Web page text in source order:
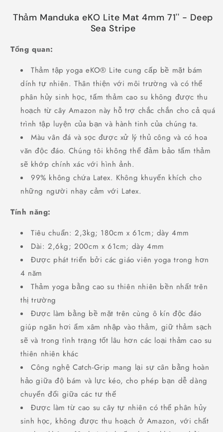
Thảm Manduka eKO Lite Mat 4mm 71'' - Deep
Sea Stripe
Tổng quan:
Thảm tập yoga eKO® Lite cung cấp bề mặt bám
dính tự nhiên. Thân thiện với môi trường và có thể
phân hủy sinh học, tấm thảm cao su không được thu
hoạch từ cây Amazon này hỗ trợ chắc chắn cho cả quá
trình tập luyện của bạn và hành tinh của chúng ta.
Màu vân đá và sọc được xử lý thủ công và có hoa
văn độc đáo. Chúng tôi không thể đảm bảo tấm thảm
sẽ khớp chính xác với hình ảnh.
99% không chứa Latex. Không khuyến khích cho
những người nhạy cảm với Latex.
Tính năng:
Tiêu chuẩn: 2,3kg; 180cm x 61cm; dày 4mm
Dài: 2,6kg; 200cm x 61cm; dày 4mm
Được phát triển bởi các giáo viên yoga trong hơn
4 năm
Thảm yoga bằng cao su thiên nhiên bền nhất trên
thị trường
Được làm bằng bề mặt trên cùng ô kín độc đáo
giúp ngăn hơi ẩm xâm nhập vào thảm, giữ thảm sạch
sẽ và trong tình trạng tốt lâu hơn các loại thảm cao su
thiên nhiên khác
Công nghệ Catch-Grip mang lại sự cân bằng hoàn
hảo giữa độ bám và lực kéo, cho phép bạn dễ dàng
chuyển đổi giữa các tư thế
Được làm từ cao su cây tự nhiên có thể phân hủy
sinh học, không được thu hoạch ở Amazon, với chất